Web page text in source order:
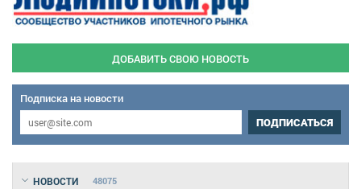
ДОБАВИТЬ СВОЮ НОВОСТЬ
Подписка на новости
ПОДПИСАТЬСЯ
НОВОСТИ 48075